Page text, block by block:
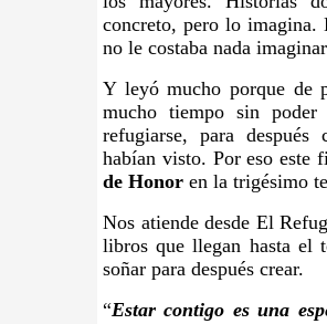
concreto, pero lo imagina.
no le costaba nada
Y leyó mucho porque de
mucho tiempo sin
refugiarse, para después
habían visto. Por eso este
de Honor en la trigésimo
Nos atiende desde El
libros que llegan hasta el
soñar para después crear.
“Estar contigo es una